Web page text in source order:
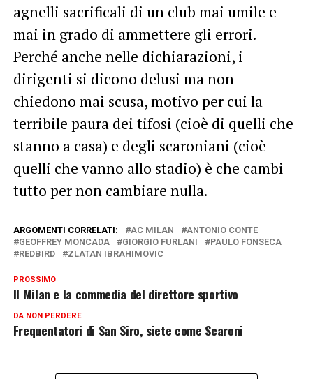
agnelli sacrificali di un club mai umile e
mai in grado di ammettere gli errori.
Perché anche nelle dichiarazioni, i
dirigenti si dicono delusi ma non
chiedono mai scusa, motivo per cui la
terribile paura dei tifosi (cioè di quelli che
stanno a casa) e degli scaroniani (cioè
quelli che vanno allo stadio) è che cambi
tutto per non cambiare nulla.
ARGOMENTI CORRELATI: AC MILAN
ANTONIO CONTE
GEOFFREY MONCADA
GIORGIO FURLANI
PAULO FONSECA
REDBIRD
ZLATAN IBRAHIMOVIC
PROSSIMO
Il Milan e la commedia del direttore sportivo
DA NON PERDERE
Frequentatori di San Siro, siete come Scaroni